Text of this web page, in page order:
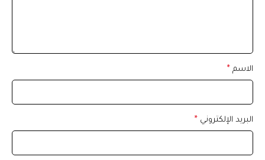
الاسم *
البريد الإلكتروني *